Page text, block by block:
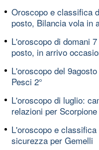
Oroscopo e classifica
posto, Bilancia vola in
L'oroscopo di domani
posto, in arrivo
L'oroscopo del
Pesci 2°
L'oroscopo di luglio:
relazioni per Scorpione
L'oroscopo e
sicurezza per Gemelli